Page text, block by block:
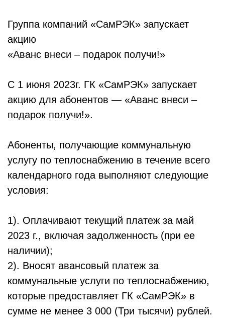
Группа компаний «СамРЭК» запускает
акцию
«Аванс внеси – подарок получи!»
С 1 июня 2023г. ГК «СамРЭК» запускает
акцию для абонентов — «Аванс внеси –
подарок получи!».
Абоненты, получающие коммунальную
услугу по теплоснабжению в течение всего
календарного года выполняют следующие
условия:
1). Оплачивают текущий платеж за май
2023 г., включая задолженность (при ее
наличии);
2). Вносят авансовый платеж за
коммунальные услуги по теплоснабжению,
которые предоставляет ГК «СамРЭК» в
сумме не менее 3 000 (Три тысячи) рублей.